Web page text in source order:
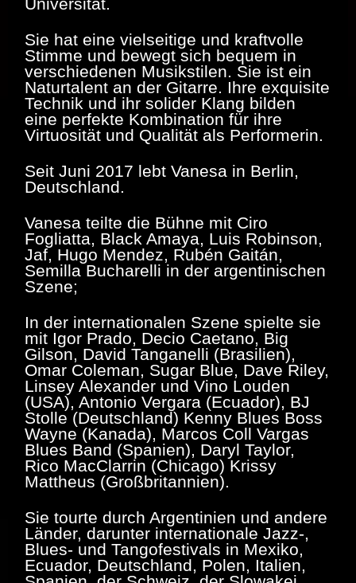
Sie hat eine vielseitige und kraftvolle
Stimme und bewegt sich bequem in
verschiedenen Musikstilen. Sie ist ein
Naturtalent an der Gitarre. Ihre exquisite
Technik und ihr solider Klang bilden
eine perfekte Kombination für ihre
Virtuosität und Qualität als Performerin.
Seit Juni 2017 lebt Vanesa in Berlin,
Deutschland.
Vanesa teilte die Bühne mit Ciro
Fogliatta, Black Amaya, Luis Robinson,
Jaf, Hugo Mendez, Rubén Gaitán,
Semilla Bucharelli in der argentinischen
Szene;
In der internationalen Szene spielte sie
mit Igor Prado, Decio Caetano, Big
Gilson, David Tanganelli (Brasilien),
Omar Coleman, Sugar Blue, Dave Riley,
Linsey Alexander und Vino Louden
(USA), Antonio Vergara (Ecuador), BJ
Stolle (Deutschland) Kenny Blues Boss
Wayne (Kanada), Marcos Coll Vargas
Blues Band (Spanien), Daryl Taylor,
Rico MacClarrin (Chicago) Krissy
Mattheus (Großbritannien).
Sie tourte durch Argentinien und andere
Länder, darunter internationale Jazz-,
Blues- und Tangofestivals in Mexiko,
Ecuador, Deutschland, Polen, Italien,